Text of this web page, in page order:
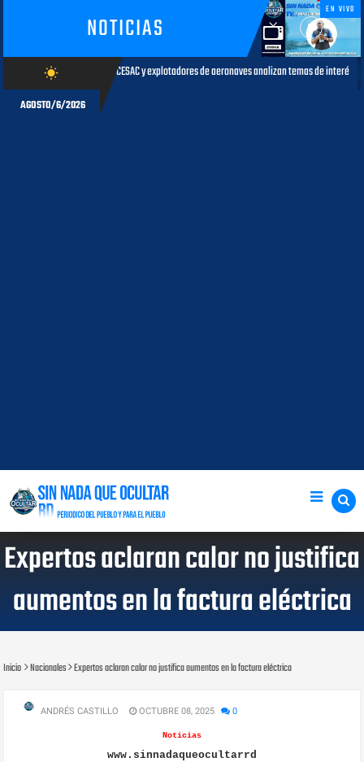
NOTICIAS
EN VIVO
wb_sunny
AGOSTO/6/2026
y explotadores de aeronaves analizan temas de interés para la aviación civil
Expertos aclaran calor no justifica
aumentos en la factura eléctrica
Inicio Nacionales Expertos aclaran calor no justifica aumentos en la factura eléctrica
ANDRÉS CASTILLO OCTUBRE 08, 2025 0
Noticias
www.sinnadaqueocultarrd